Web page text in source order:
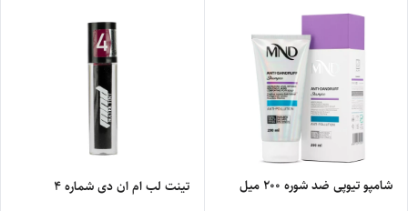
شامپو تیوپی ضد شوره 200 میل تینت لب ام ان دی شماره 4